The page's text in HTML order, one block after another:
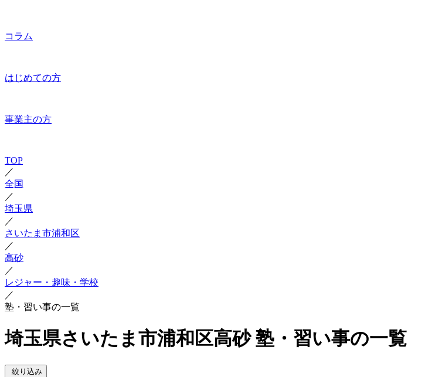
コラム
はじめての方
事業主の方
TOP
／
全国
／
埼玉県
／
さいたま市浦和区
／
高砂
／
レジャー・趣味・学校
／
塾・習い事の一覧
埼玉県さいたま市浦和区高砂 塾・習い事の一覧
絞り込み